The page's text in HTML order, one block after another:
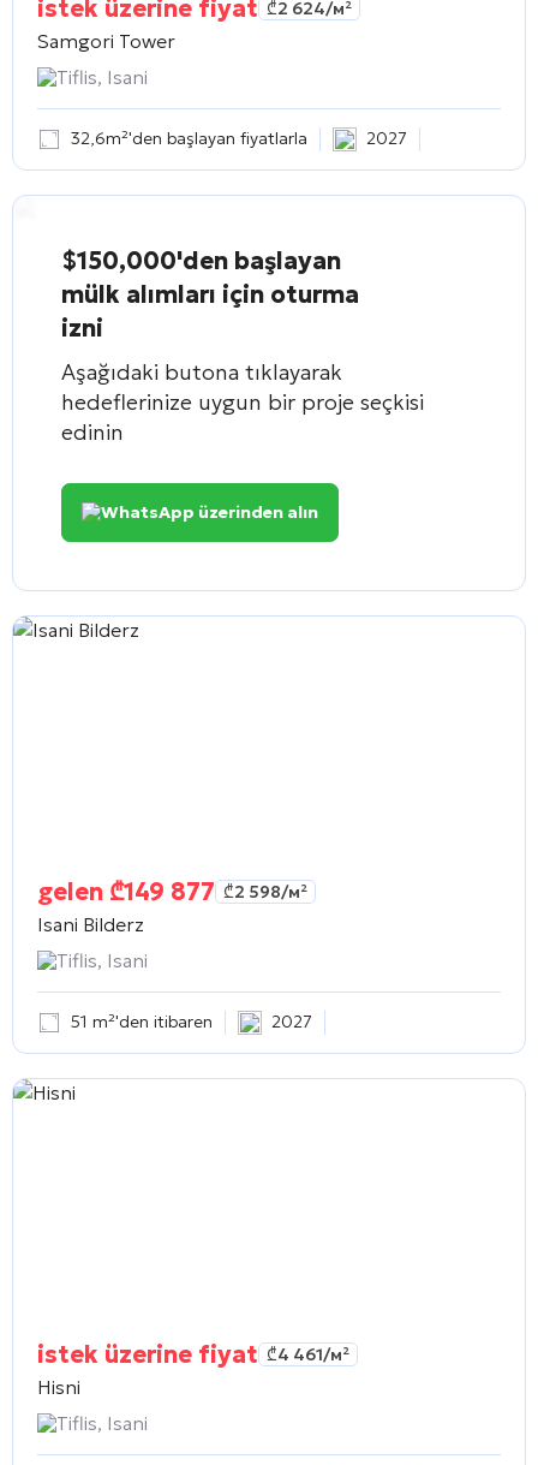
istek üzerine fiyat ₾2 624/м²
Samgori Tower
Tiflis, Isani
32,6m²'den başlayan fiyatlarla 2027
$150,000'den başlayan
mülk alımları için oturma
izni
Aşağıdaki butona tıklayarak
hedeflerinize uygun bir proje seçkisi
edinin
WhatsApp üzerinden alın
gelen ₾149 877 ₾2 598/м²
Isani Bilderz
Tiflis, Isani
51 m²'den itibaren 2027
istek üzerine fiyat ₾4 461/м²
Hisni
Tiflis, Isani